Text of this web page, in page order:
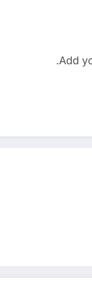
Add